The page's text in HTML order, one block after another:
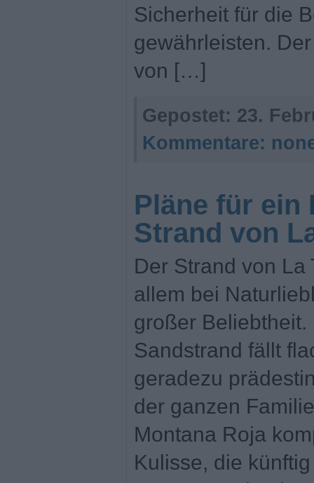
Sicherheit für die
gewährleisten.
von […]
Gepostet: 23.
Kommentare:
Pläne für ein
Strand von
Der Strand von La
allem bei
großer
Sandstrand fällt
geradezu
der ganzen
Montana Roja
Kulisse, die